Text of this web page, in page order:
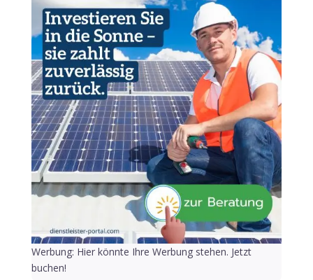
Werbung: Hier könnte Ihre Werbung stehen. Jetzt
buchen!